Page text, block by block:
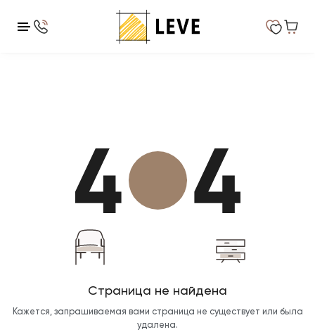
Страница не найдена
Кажется, запрашиваемая вами страница не существует или была
удалена.